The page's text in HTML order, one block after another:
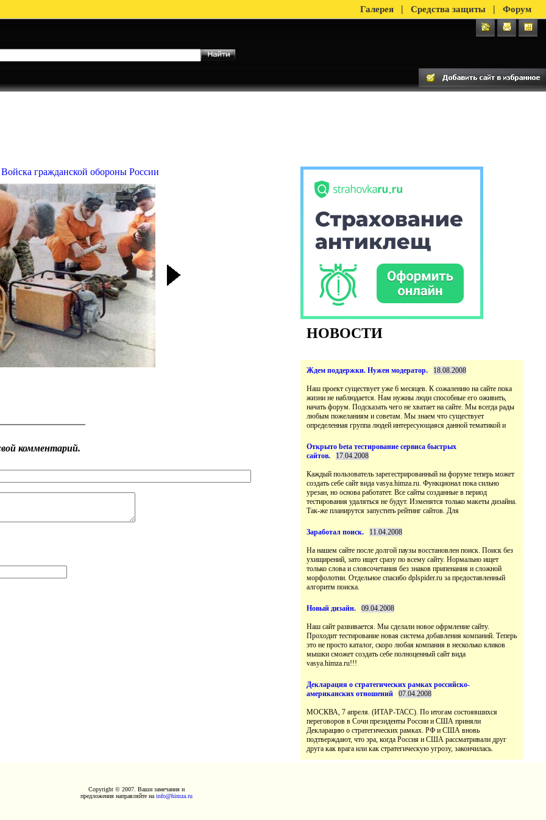
Галерея | Средства защиты | Форум
НОВОСТИ
Наш проект существует уже 6 месяцев. К сожалению на сайте пока
жизни не наблюдается. Нам нужны люди способные его оживить,
начать форум. Подсказать чего не хватает на сайте. Мы всегда рады
любым пожеланиям и советам. Мы знаем что существует
Открыто beta тестирование сервиса быстрых
Каждый пользователь зарегестрированный на форуме теперь может
создать себе сайт вида vasya.himza.ru. Функционал пока сильно
урезан, но основа работатет. Все сайты созданные в период
тестирования удаляться не будут. Изменятся только макеты дизайна.
На нашем сайте после долгой паузы восстановлен поиск. Поиск без
ухищирений, зато ищет сразу по всему сайту. Нормально ищет
только слова и словсочетания без знаков припенания и сложной
морфолотии. Отдельное спасибо dplspider.ru за предоставленный
Наш сайт развивается. Мы сделали новое офрмление сайту.
Проходит тестирование новая система добавления компаний. Теперь
это не просто каталог, скоро любая компания в несколько кликов
мышки сможет создать себе полноценный сайт вида
vasya.himza.ru!!!
МОСКВА, 7 апреля. (ИТАР-ТАСС). По итогам состоявшихся
переговоров в Сочи президенты России и США приняли
Декларацию о стратегических рамках. РФ и США вновь
подтверждают, что эра, когда Россия и США рассматривали друг
Copyright © 2007. Ваши замечания и
предложения направляйте на